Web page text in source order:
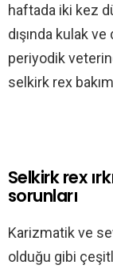
haftada iki kez
dışında kulak
periyodik
selkirk rex
Selkirk rex
sorunları
Karizmatik ve
olduğu gibi